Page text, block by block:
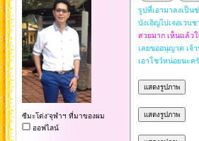
ซีมะโด่ง'จุฬาฯ ที่มาของผม
ออฟไลน์
รูปที่เอามาลงเป็น
บังเอิญไปเจอเวบ
สวยมาก เห็นแล้ว
เลยขออนุญาต เจ้า
เอาโชว์หน่อยนะค